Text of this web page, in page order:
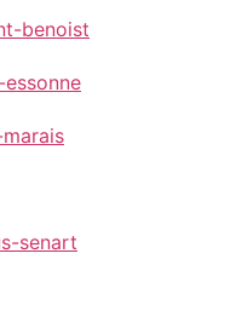
benoist
senart